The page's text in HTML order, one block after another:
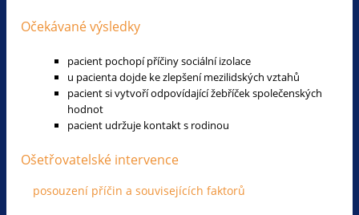
Očekávané výsledky
pacient pochopí příčiny sociální izolace
u pacienta dojde ke zlepšení mezilidských vztahů
pacient si vytvoří odpovídající žebříček společenských
hodnot
pacient udržuje kontakt s rodinou
Ošetřovatelské intervence
posouzení příčin a souvisejících faktorů